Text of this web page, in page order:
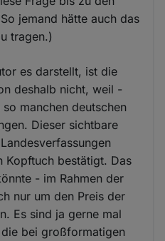
jemand hätte auch das
tragen.)
es darstellt, ist die
deshalb nicht, weil -
manchen deutschen
Dieser sichtbare
Kopftuch bestätigt. Das
- im Rahmen der
nur um den Preis der
Es sind ja gerne mal
bei großformatigen